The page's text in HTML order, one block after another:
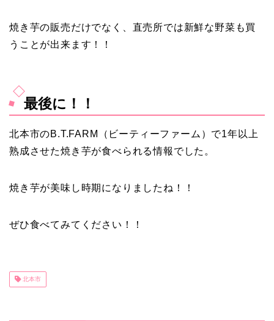
焼き芋の販売だけでなく、直売所では新鮮な野菜も買
うことが出来ます！！
最後に！！
北本市のB.T.FARM（ビーティーファーム）で1年以上
熟成させた焼き芋が食べられる情報でした。
焼き芋が美味し時期になりましたね！！
ぜひ食べてみてください！！
北本市